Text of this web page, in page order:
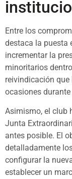
Entre los
destaca la puesta
incrementar la
minoritarios
reivindicación
ocasiones
Asimismo, el club
Junta
antes posible. El
detalladamente
configurar la
establecer un